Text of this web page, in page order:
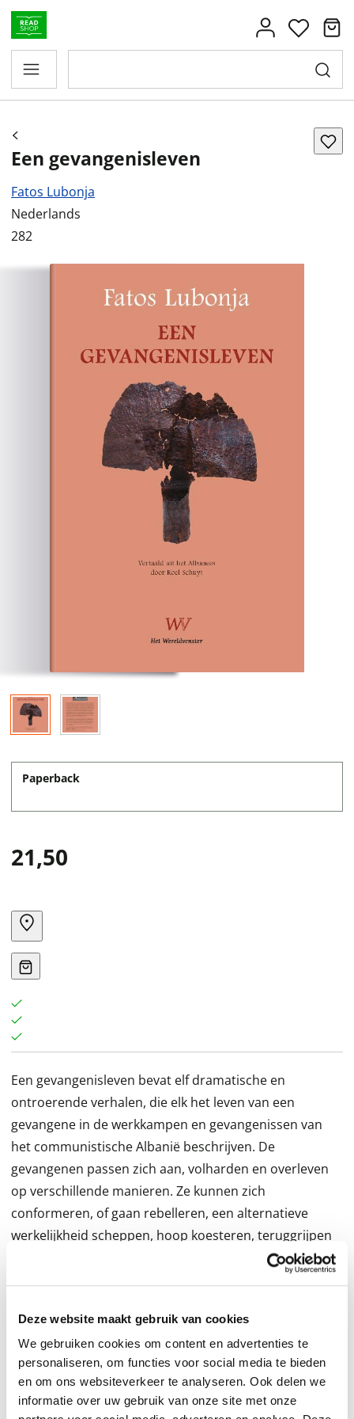
Deze website maakt gebruik van cookies
We gebruiken cookies om content en advertenties te
personaliseren, om functies voor social media te bieden
en om ons websiteverkeer te analyseren. Ook delen we
informatie over uw gebruik van onze site met onze
Een gevangenisleven
Fatos Lubonja
Nederlands
282
Paperback
21,50
Een gevangenisleven bevat elf dramatische en
ontroerende verhalen, die elk het leven van een
gevangene in de werkkampen en gevangenissen van
het communistische Albanië beschrijven. De
gevangenen passen zich aan, volharden en overleven
op verschillende manieren. Ze kunnen zich
conformeren, of gaan rebelleren, een alternatieve
werkelijkheid scheppen, hoop koesteren, teruggrijpen
op herinneringen aan verloren liefdes. Of ze bedenken
vreemde en surrealistische strategieën van verzet. De
verbonden en creëren in hun menselijke relaties een
totaalbeeld van een geheime en angstaanjagende
wereld. In de achtergrondverhalen van de gevangenen,
de anekdotes die ze vertellen en hun politieke
discussies reikt het boek verder dan de muren en het